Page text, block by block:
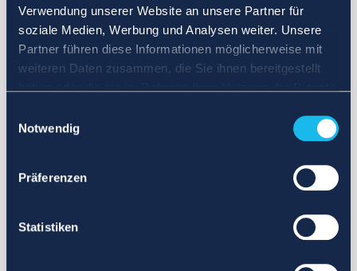
Verwendung unserer Website an unsere Partner für
soziale Medien, Werbung und Analysen weiter. Unsere
Partner führen diese Informationen möglicherweise mit
weiteren Daten zusammen, die Sie ihnen bereitgestellt
Notwendig
Präferenzen
Statistiken